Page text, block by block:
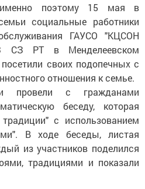
поэтому 15 мая в
социальные работники
ГАУСО "КЦСОН
СЗ РТ в Менделеевском
своих подопечных с
отношения к семье.
провели с гражданами
беседу, которая
с использованием
В ходе беседы, листая
из участников поделился
традициями и показали